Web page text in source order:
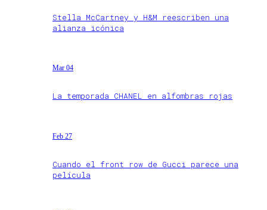
Stella McCartney y H&M reescriben una
alianza icónica
Mar 04
La temporada CHANEL en alfombras rojas
Feb 27
Cuando el front row de Gucci parece una
película